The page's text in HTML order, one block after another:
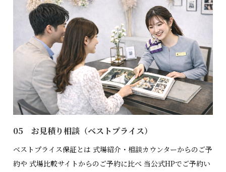
05 お見積り相談（ベストプライス）
ベストプライス保証とは 式場紹介・相談カウンターからのご予
約や 式場比較サイトからのご予約に比べ 当公式HPでご予約い